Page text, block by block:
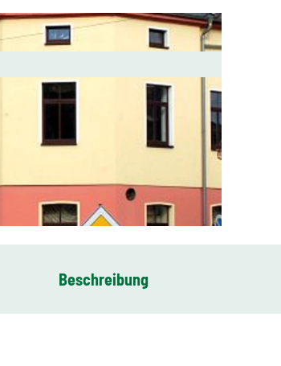
Beschreibung